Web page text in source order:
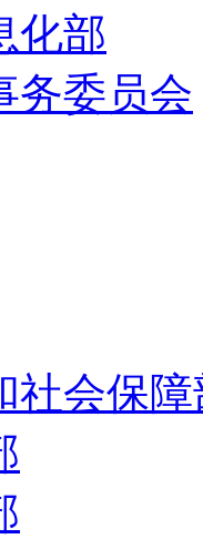
化部
务委员会
社会保